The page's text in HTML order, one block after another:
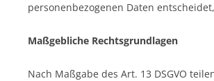
personenbezogenen Daten
Maßgebliche Rechtsgrundlagen
Nach Maßgabe des Art. 13 DSGVO